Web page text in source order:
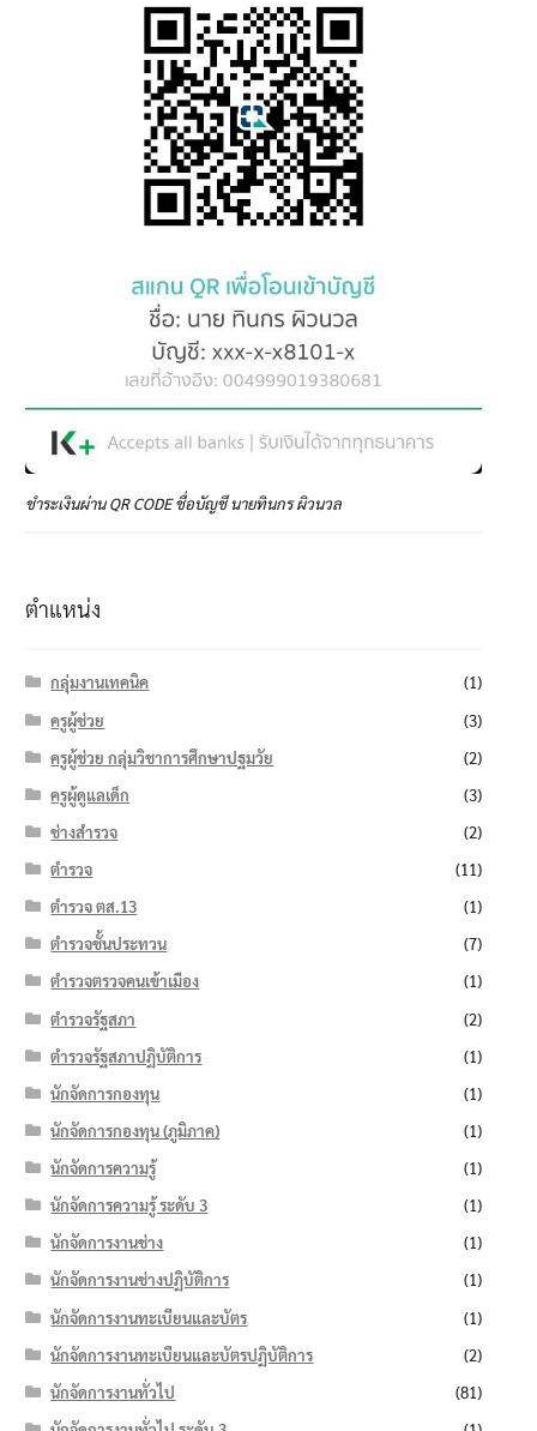
ชำระเงินผ่าน QR CODE ชื่อบัญชี นายทินกร ผิวนวล
ตำแหน่ง
กลุ่มงานเทคนิค
(1)
ครูผู้ช่วย
(3)
ครูผู้ช่วย กลุ่มวิชาการศึกษาปฐมวัย
(2)
ครูผู้ดูแลเด็ก
(3)
ช่างสำรวจ
(2)
ตำรวจ
(11)
ตำรวจ ตส.13
(1)
ตำรวจชั้นประทวน
(7)
ตำรวจตรวจคนเข้าเมือง
(1)
ตำรวจรัฐสภา
(2)
ตำรวจรัฐสภาปฏิบัติการ
(1)
นักจัดการกองทุน
(1)
นักจัดการกองทุน (ภูมิภาค)
(1)
นักจัดการความรู้
(1)
นักจัดการความรู้ ระดับ 3
(1)
นักจัดการงานช่าง
(1)
นักจัดการงานช่างปฏิบัติการ
(1)
นักจัดการงานทะเบียนและบัตร
(1)
นักจัดการงานทะเบียนและบัตรปฏิบัติการ
(2)
นักจัดการงานทั่วไป
(81)